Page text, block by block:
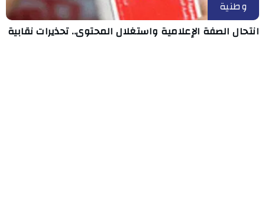
وطنية
انتحال الصفة الإعلامية واستغلال المحتوى.. تحذيرات نقابية